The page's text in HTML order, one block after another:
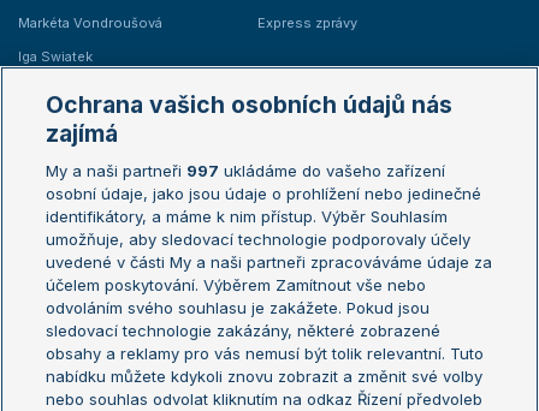
Markéta Vondroušová
Iga Swiatek
Express zprávy
Žebříčky
Žebříček ATP (muži)
Žebříček WTA (ženy)
Sázkařský žebříček
Australian Open
French Open
Wimbledon
US Open
Turnaj mistrů
Turnaj mistryň
Aktualní trendy
Ochrana vašich osobních údajů nás
zajímá
My a naši partneři 997 ukládáme do vašeho zařízení
osobní údaje, jako jsou údaje o prohlížení nebo jedinečné
identifikátory, a máme k nim přístup. Výběr Souhlasím
umožňuje, aby sledovací technologie podporovaly účely
uvedené v části My a naši partneři zpracováváme údaje za
účelem poskytování. Výběrem Zamítnout vše nebo
odvoláním svého souhlasu je zakážete. Pokud jsou
sledovací technologie zakázány, některé zobrazené
obsahy a reklamy pro vás nemusí být tolik relevantní. Tuto
nabídku můžete kdykoli znovu zobrazit a změnit své volby
nebo souhlas odvolat kliknutím na odkaz Řízení předvoleb